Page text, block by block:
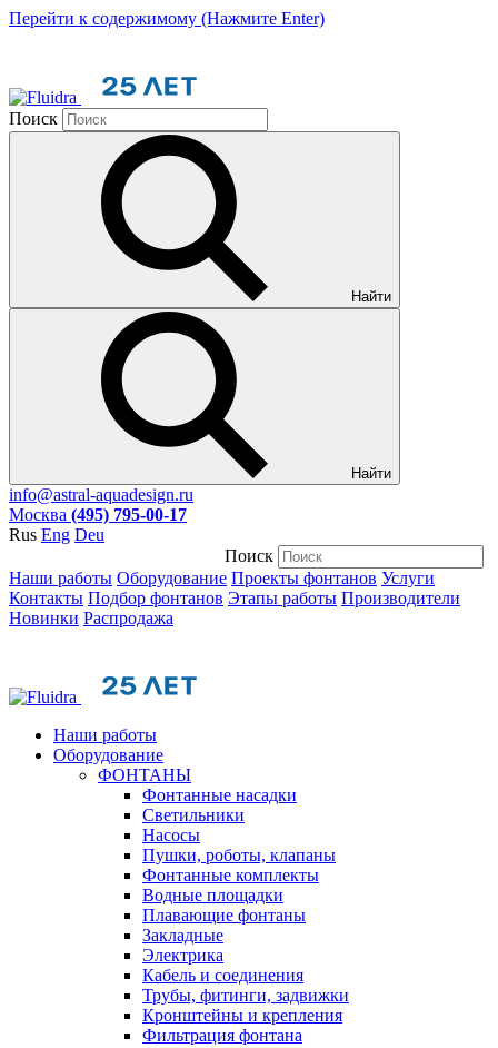
Перейти к содержимому (Нажмите Enter)
Поиск
Найти
Найти
info@astral-aquadesign.ru
Москва (495) 795-00-17
Rus Eng Deu
Поиск
Наши работы Оборудование Проекты фонтанов Услуги
Контакты Подбор фонтанов Этапы работы Производители
Новинки Распродажа
Наши работы
Оборудование
ФОНТАНЫ
Фонтанные насадки
Cветильники
Насосы
Пушки, роботы, клапаны
Фонтанные комплекты
Водные площадки
Плавающие фонтаны
Закладные
Электрика
Кабель и соединения
Трубы, фитинги, задвижки
Кронштейны и крепления
Фильтрация фонтана